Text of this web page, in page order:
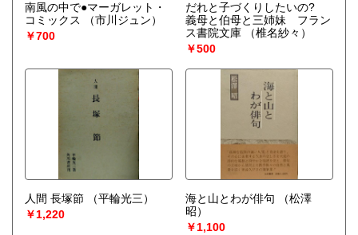
南風の中で●マーガレット・
コミックス
（市川ジュン）
￥700
だれと子づくりしたいの?
義母と伯母と三姉妹 フラン
ス書院文庫
（椎名紗々）
￥500
人間 長塚節
（平輪光三）
￥1,220
海と山とわが俳句
（松澤
昭）
￥1,100